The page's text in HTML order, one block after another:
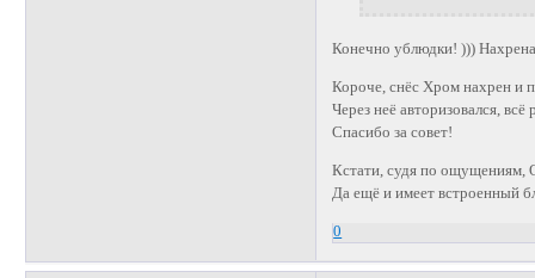
Конечно ублюдки! )))
Короче, снёс Хром нахрен и
Через неё авторизовался, всё
Спасибо за совет!
Кстати, судя по ощущениям,
Да ещё и имеет встроенный
0